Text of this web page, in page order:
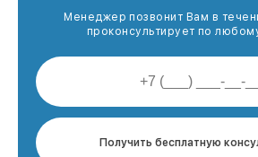
Менеджер позвонит Вам в
проконсультирует по
Получить бесплатную